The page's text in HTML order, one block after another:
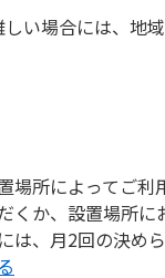
い場合には、地
場所によってご
くか、設置場所
は、月2回の決め